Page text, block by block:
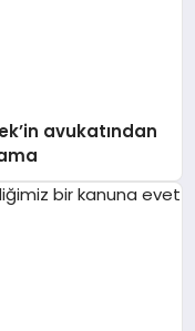
avukatından